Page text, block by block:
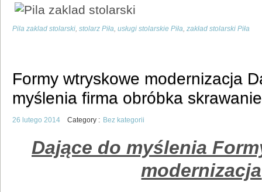
Pila zaklad stolarski stolarz Piła usługi stolarskie Piła zakład stolarski Piła
Formy wtryskowe modernizacja
myślenia firma obróbka
26 lutego 2014 Category : Bez kategorii
Dające do myślenia
modernizacja